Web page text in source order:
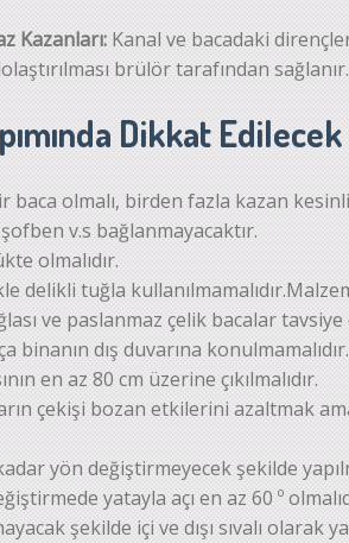
Kazanları: Kanal ve bacadaki
brülör tarafından sağlanır.
Dikkat
baca olmalı, birden fazla kazan
v.s bağlanmayacaktır.
olmalıdır.
delikli tuğla
ve paslanmaz çelik bacalar
binanın dış duvarına
en az 80 cm üzerine çıkılmalıdır.
çekişi bozan etkilerini azaltmak
yön değiştirmeyecek şekilde
yatayla açı en az 60 º
şekilde içi ve dışı sıvalı olarak